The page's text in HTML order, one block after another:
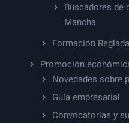
Buscadores de
Mancha
Formación Reglada
Promoción
Novedades sobre
Guía empresarial
Convocatorias y